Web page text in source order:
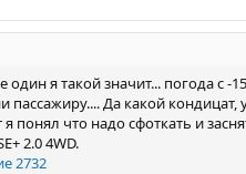
один я такой значит... погода с
пассажиру.... Да какой
понял что надо сфоткать и
2.0 4WD.
2732